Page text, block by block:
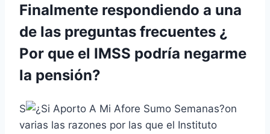
Finalmente respondiendo a una
de las preguntas frecuentes ¿
Por que el IMSS podría negarme
la pensión?
S
on
varias las razones por las que el Instituto